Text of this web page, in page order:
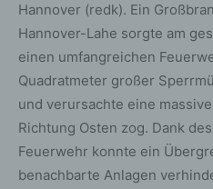
Hannover (redk). Ein
Hannover-Lahe sorgte am
einen umfangreichen
Quadratmeter großer
und verursachte eine
Richtung Osten zog. Dank
Feuerwehr konnte ein
benachbarte Anlagen